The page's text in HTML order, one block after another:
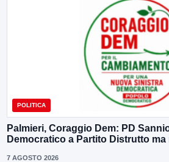
POLITICA
Palmieri, Coraggio Dem: PD
Democratico a Partito Distrutto
7 AGOSTO 2026